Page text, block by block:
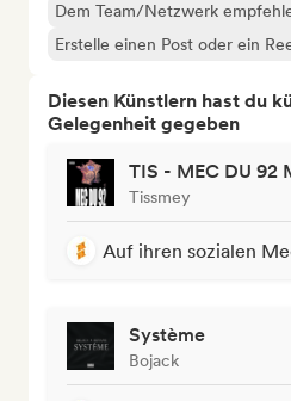
Dem Team/Netzwerk
Erstelle einen Post oder ein
Diesen Künstlern hast du
Gelegenheit gegeben
TIS - MEC DU 92
Tissmey
Auf ihren sozialen
Système
Bojack